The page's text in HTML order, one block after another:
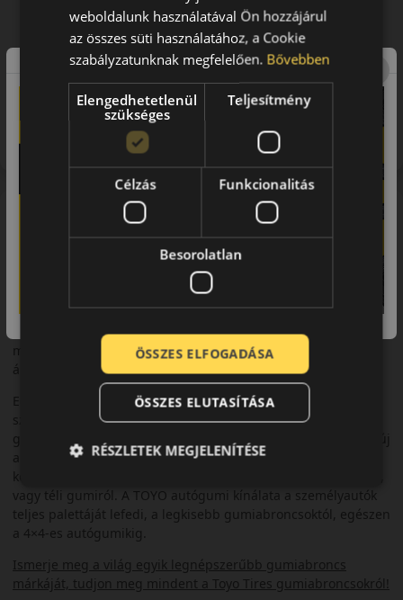
A TOYO Tires a világ egyik vezető gumiabroncsgyártó
vállalata, a japán cég több mint 70 éve gyárt és fejleszt a
biztonságos közlekedés érdekében. Világszinten a prémium
autógumik között tartják számon a TOYO-t, rendkívüli
népszerűségét pedig annak köszönheti, hogy a legmagasabb
minőségi elvárásai és innovatív megoldási mellett is elérhető
áron kínálja a gumiabroncsait.
Egyre több autógyártó választja a TOYO gumikat első
szerelésre. Több távol-keleti autómárka után már az európai
gyártók is előszeretettel kínálják TOYO gumiabroncsokkal az új
autóikat. A legelismertebb teszteken évről-évre a legjobbak
között szerepelnek a TOYO gumiabroncsok, legyen szó nyári-,
vagy téli gumiról. A TOYO autógumi kínálata a személyautók
teljes palettáját lefedi, a legkisebb gumiabroncsoktól, egészen
a 4×4-es autógumikig.
Ismerje meg a világ egyik legnépszerűbb gumiabroncs
márkáját, tudjon meg mindent a Toyo Tires gumiabroncsokról!
Figyelem a feltüntetett címke adatok tájékoztató
jellegűek. Előfordulhat, hogy még a korábbi EU-s címkével
ellátott abroncs kerül kiszállításra.
weboldalunk használatával Ön hozzájárul
az összes süti használatához, a Cookie
szabályzatunknak megfelelően. Bővebben
Elengedhetetlenül
szükséges
Teljesítmény
Célzás Funkcionalitás
Besorolatlan
ÖSSZES ELFOGADÁSA
ÖSSZES ELUTASÍTÁSA
RÉSZLETEK MEGJELENÍTÉSE